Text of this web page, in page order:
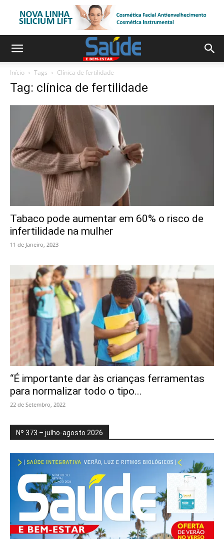
Início Tags Clínica de fertilidade
Tag: clínica de fertilidade
Tabaco pode aumentar em 60% o risco de
infertilidade na mulher
11 de Janeiro, 2023
“É importante dar às crianças ferramentas
para normalizar todo o tipo...
22 de Setembro, 2022
Nº 373 – julho-agosto 2026